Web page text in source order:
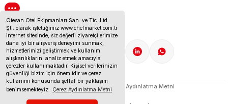
Otesan Otel Ekipmanları San. ve Tic. Ltd.
Şti. olarak işlettiğimiz www.chefmarket.com.tr
internet sitesinde, siz değerli ziyaretçilerimize
daha iyi bir alışveriş deneyimi sunmak,
hizmetlerimizi geliştirmek ve kullanım
alışkanlıklarını analiz etmek amacıyla
çerezler kullanılmaktadır. Kişisel verilerinizin
güvenliği bizim için önemlidir ve çerez
kullanımı konusunda şeffaf bir yaklaşım
benimsemekteyiz.
Çerez Aydınlatma Metni
BİZE ULAŞIN
İletişim Bilgileri
Çerez Politikası KVKK Aydınlatma Metni